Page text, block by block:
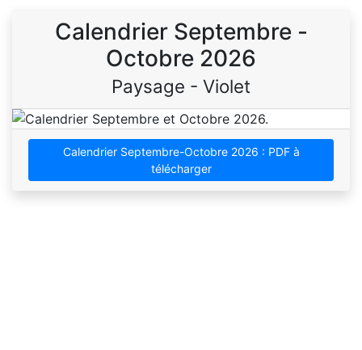
Calendrier Septembre -
Octobre 2026
Paysage - Violet
Calendrier Septembre-Octobre 2026 : PDF à
télécharger